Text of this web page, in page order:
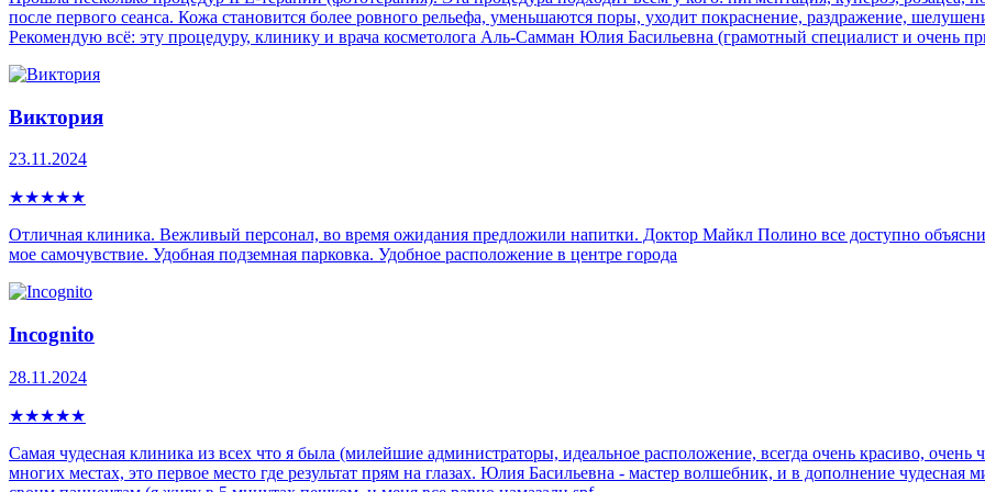
после первого сеанса. Кожа становится более ровного рельефа, уменьшаются поры, уходит покраснение, раздражение,
Рекомендую всё: эту процедуру, клинику и врача косметолога Аль-Самман Юлия Басильевна (грамотный специалист и очень
Виктория
23.11.2024
★★★★★
Отличная клиника. Вежливый персонал, во время ожидания предложили напитки. Доктор Майкл Полино все доступно
мое самочувствие. Удобная подземная парковка. Удобное расположение в центре города
Incognito
28.11.2024
★★★★★
Самая чудесная клиника из всех что я была (милейшие администраторы, идеальное расположение, всегда очень красиво, очень
многих местах, это первое место где результат прям на глазах. Юлия Басильевна - мастер волшебник, и в дополнение